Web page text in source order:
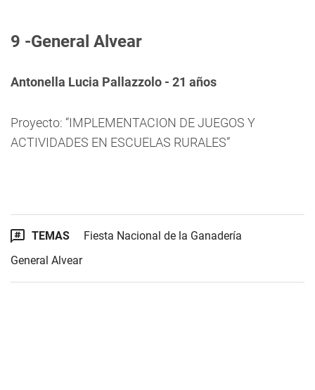
9 -General Alvear
Antonella Lucia Pallazzolo - 21 años
Proyecto: “IMPLEMENTACION DE JUEGOS Y
ACTIVIDADES EN ESCUELAS RURALES”
TEMAS
Fiesta Nacional de la Ganadería
General Alvear